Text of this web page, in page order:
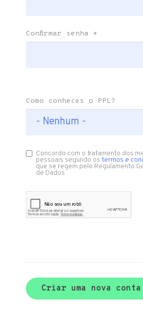
Confirmar senha *
Como conheces o PPL?
Concordo com o tratamento dos
pessoais segundo ostermos e
que se regem pelo Regulamento
de Dados
Criar uma nova conta